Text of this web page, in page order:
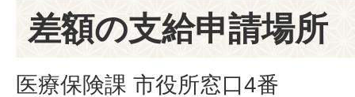
差額の支給申請場所
医療保険課 市役所窓口4番